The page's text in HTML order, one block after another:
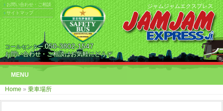
ジャムジャムエクスプレス
コールセンター.050-3802-1547
お問い合わせ・ご相談はお気軽にどうぞ
お問い合わせ・ご相談
サイトマップ
MENU
Home » 乗車場所